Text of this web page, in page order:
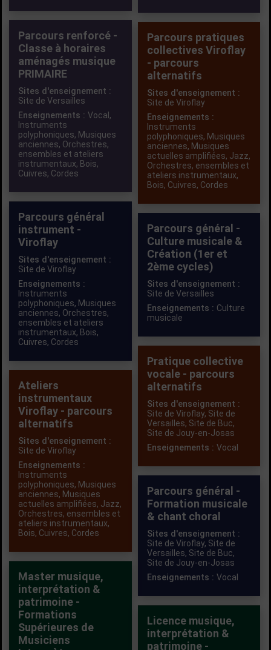
Parcours renforcé -
Classe à horaires
aménagés musique
PRIMAIRE
Sites d'enseignement :
Site de Versailles
Enseignements : Vocal ,
Instruments
polyphoniques, Musiques
anciennes, Orchestres,
ensembles et ateliers
instrumentaux, Bois,
Cuivres, Cordes
Parcours pratiques
collectives Viroflay
- parcours
alternatifs
Sites d'enseignement :
Site de Viroflay
Enseignements :
Instruments
polyphoniques, Musiques
anciennes, Musiques
actuelles amplifiées, Jazz,
Orchestres, ensembles et
ateliers instrumentaux,
Bois, Cuivres, Cordes
Parcours général
instrument -
Viroflay
Sites d'enseignement :
Site de Viroflay
Enseignements :
Instruments
polyphoniques, Musiques
anciennes, Orchestres,
ensembles et ateliers
instrumentaux, Bois,
Cuivres, Cordes
Parcours général -
Culture musicale &
Création (1er et
2ème cycles)
Sites d'enseignement :
Site de Versailles
Enseignements : Culture
musicale
Pratique collective
vocale - parcours
alternatifs
Sites d'enseignement :
Site de Viroflay, Site de
Versailles, Site de Buc,
Site de Jouy-en-Josas
Enseignements : Vocal
Ateliers
instrumentaux
Viroflay - parcours
alternatifs
Sites d'enseignement :
Site de Viroflay
Enseignements :
Instruments
polyphoniques, Musiques
anciennes, Musiques
actuelles amplifiées, Jazz,
Orchestres, ensembles et
ateliers instrumentaux,
Bois, Cuivres, Cordes
Parcours général -
Formation musicale
& chant choral
Sites d'enseignement :
Site de Viroflay, Site de
Versailles, Site de Buc,
Site de Jouy-en-Josas
Enseignements : Vocal
Master musique,
interprétation &
patrimoine -
Formations
Supérieures de
Musiciens
Licence musique,
interprétation &
patrimoine -